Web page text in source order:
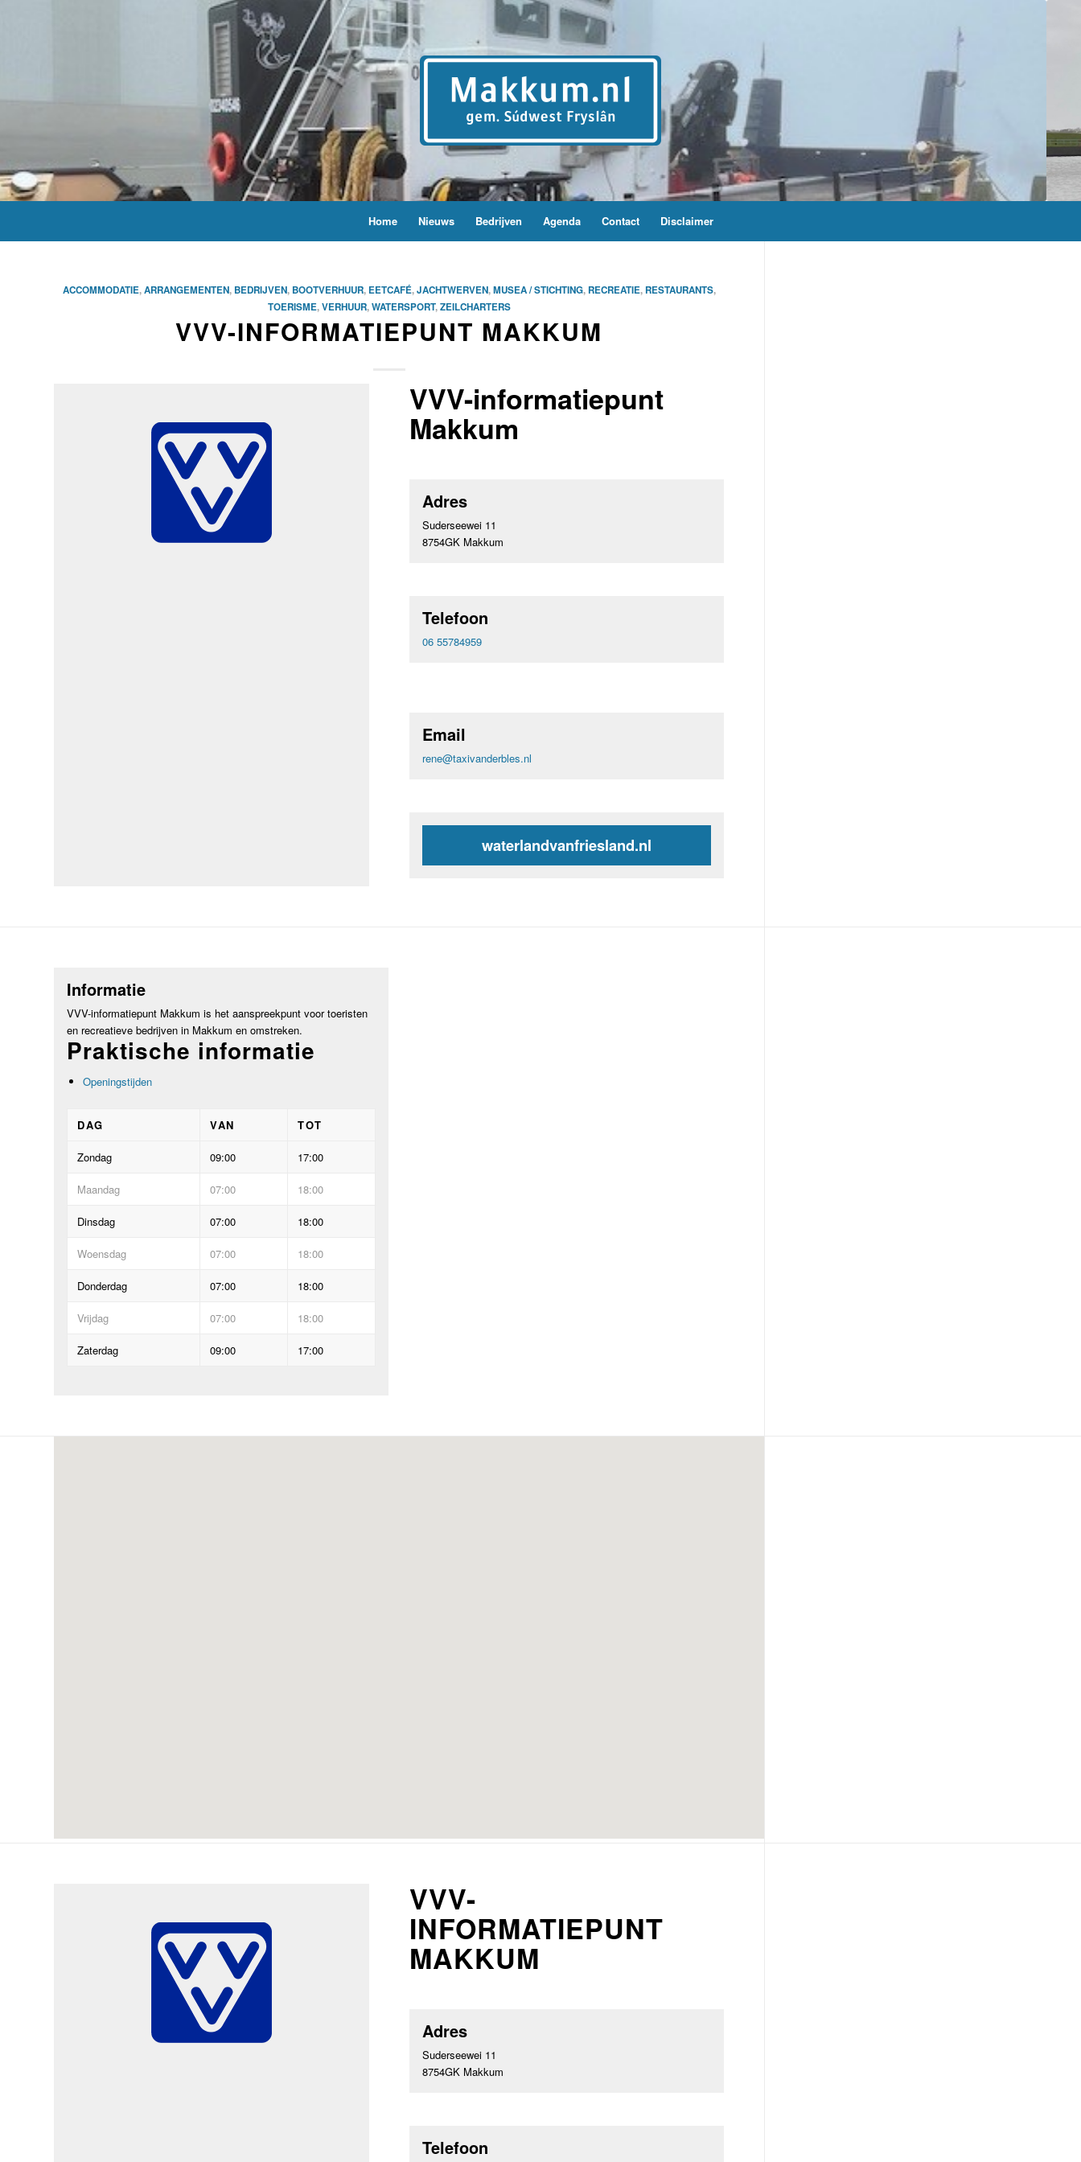
Home Nieuws Bedrijven Agenda Contact Disclaimer
ACCOMMODATIE,ARRANGEMENTEN, BEDRIJVEN, BOOTVERHUUR, EETCAFÉ,JACHTWERVEN,MUSEA / STICHTING, RECREATIE, RESTAURANTS,
TOERISME,VERHUUR,WATERSPORT,ZEILCHARTERS
VVV-INFORMATIEPUNT MAKKUM
VVV-informatiepunt
Makkum
Adres
Suderseewei 11
8754GK Makkum
Telefoon
06 55784959
Email
rene@taxivanderbles.nl
waterlandvanfriesland.nl
Informatie
VVV-informatiepunt Makkum is het aanspreekpunt voor toeristen
en recreatieve bedrijven in Makkum en omstreken.
Praktische informatie
Openingstijden
DAG VAN TOT
Zondag 09:00 17:00
Maandag 07:00 18:00
Dinsdag 07:00 18:00
Woensdag 07:00 18:00
Donderdag 07:00 18:00
Vrijdag 07:00 18:00
Zaterdag 09:00 17:00
VVV-
INFORMATIEPUNT
MAKKUM
Adres
Suderseewei 11
8754GK Makkum
Telefoon